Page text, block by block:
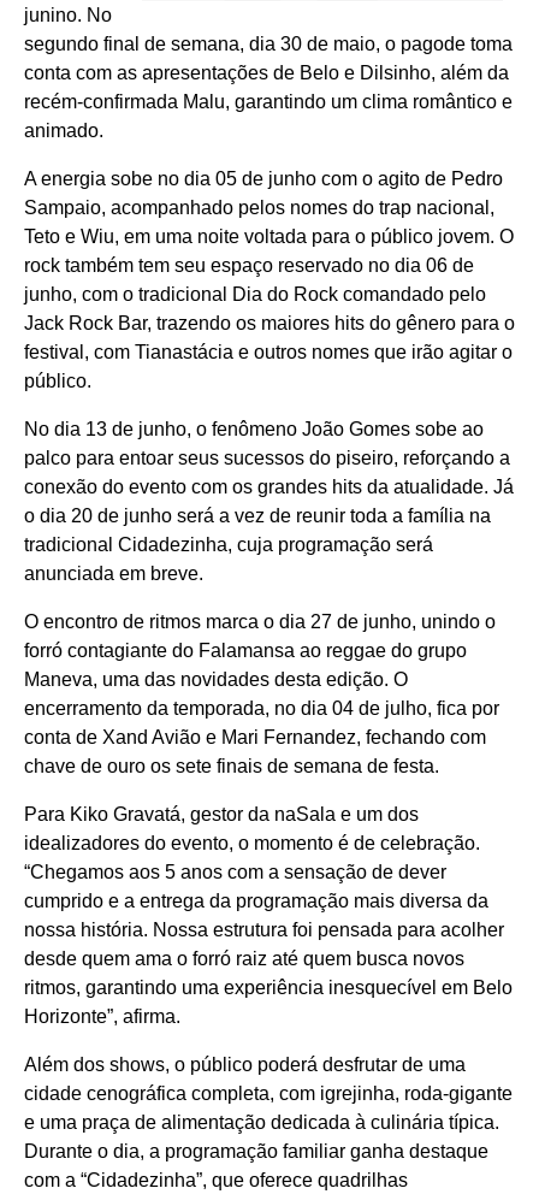
junino. No
segundo final de semana, dia 30 de maio, o pagode toma
conta com as apresentações de Belo e Dilsinho, além da
recém-confirmada Malu, garantindo um clima romântico e
animado.
A energia sobe no dia 05 de junho com o agito de Pedro
Sampaio, acompanhado pelos nomes do trap nacional,
Teto e Wiu, em uma noite voltada para o público jovem. O
rock também tem seu espaço reservado no dia 06 de
junho, com o tradicional Dia do Rock comandado pelo
Jack Rock Bar, trazendo os maiores hits do gênero para o
festival, com Tianastácia e outros nomes que irão agitar o
público.
No dia 13 de junho, o fenômeno João Gomes sobe ao
palco para entoar seus sucessos do piseiro, reforçando a
conexão do evento com os grandes hits da atualidade. Já
o dia 20 de junho será a vez de reunir toda a família na
tradicional Cidadezinha, cuja programação será
anunciada em breve.
O encontro de ritmos marca o dia 27 de junho, unindo o
forró contagiante do Falamansa ao reggae do grupo
Maneva, uma das novidades desta edição. O
encerramento da temporada, no dia 04 de julho, fica por
conta de Xand Avião e Mari Fernandez, fechando com
chave de ouro os sete finais de semana de festa.
Para Kiko Gravatá, gestor da naSala e um dos
idealizadores do evento, o momento é de celebração.
“Chegamos aos 5 anos com a sensação de dever
cumprido e a entrega da programação mais diversa da
nossa história. Nossa estrutura foi pensada para acolher
desde quem ama o forró raiz até quem busca novos
ritmos, garantindo uma experiência inesquecível em Belo
Horizonte”, afirma.
Além dos shows, o público poderá desfrutar de uma
cidade cenográfica completa, com igrejinha, roda-gigante
e uma praça de alimentação dedicada à culinária típica.
Durante o dia, a programação familiar ganha destaque
com a “Cidadezinha”, que oferece quadrilhas